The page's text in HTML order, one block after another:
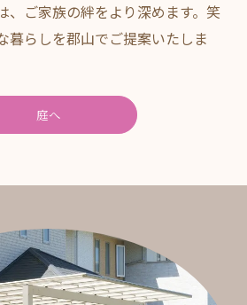
、ご家族の絆をより深めます。笑
暮らしを郡山でご提案いたしま
庭へ